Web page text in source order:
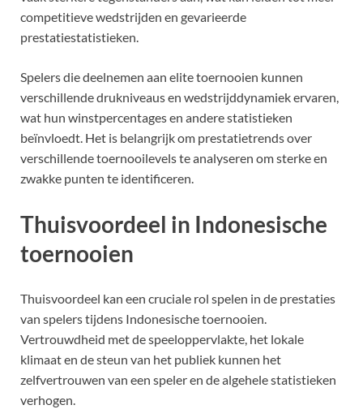
competitieve wedstrijden en gevarieerde
prestatiestatistieken.
Spelers die deelnemen aan elite toernooien kunnen
verschillende drukniveaus en wedstrijddynamiek ervaren,
wat hun winstpercentages en andere statistieken
beïnvloedt. Het is belangrijk om prestatietrends over
verschillende toernooilevels te analyseren om sterke en
zwakke punten te identificeren.
Thuisvoordeel in Indonesische
toernooien
Thuisvoordeel kan een cruciale rol spelen in de prestaties
van spelers tijdens Indonesische toernooien.
Vertrouwdheid met de speeloppervlakte, het lokale
klimaat en de steun van het publiek kunnen het
zelfvertrouwen van een speler en de algehele statistieken
verhogen.